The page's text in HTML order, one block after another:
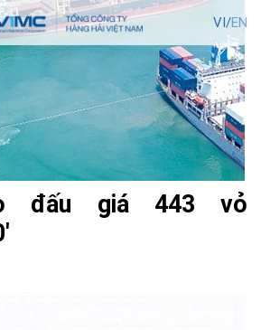
VI/EN
đấu giá 443 vỏ